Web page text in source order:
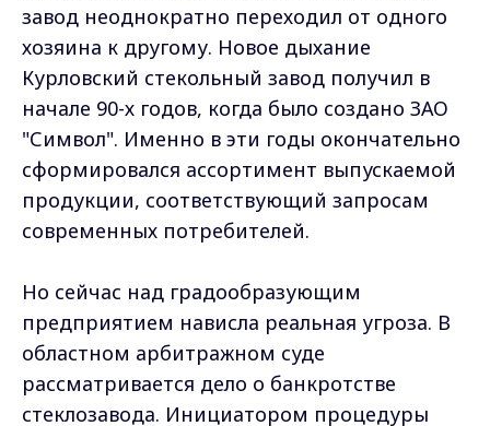
завод неоднократно переходил от одного
хозяина к другому. Новое дыхание
Курловский стекольный завод получил в
начале 90-х годов, когда было создано ЗАО
"Символ". Именно в эти годы окончательно
сформировался ассортимент выпускаемой
продукции, соответствующий запросам
современных потребителей.
Но сейчас над градообразующим
предприятием нависла реальная угроза. В
областном арбитражном суде
рассматривается дело о банкротстве
стеклозавода. Инициатором процедуры